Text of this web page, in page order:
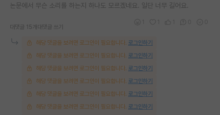
논문에서 무슨 소리를 하는지 하나도 모르겠네요. 일단 너무 길어요.
대댓글 15개 대댓글 쓰기
해당 댓글을 보려면 로그인이 필요합니다. 로그인하기
해당 댓글을 보려면 로그인이 필요합니다. 로그인하기
해당 댓글을 보려면 로그인이 필요합니다. 로그인하기
해당 댓글을 보려면 로그인이 필요합니다. 로그인하기
해당 댓글을 보려면 로그인이 필요합니다. 로그인하기
해당 댓글을 보려면 로그인이 필요합니다. 로그인하기